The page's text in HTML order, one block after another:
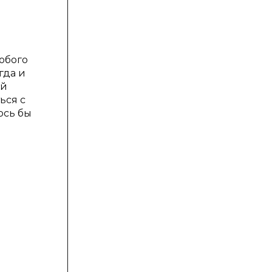
и
с
бы